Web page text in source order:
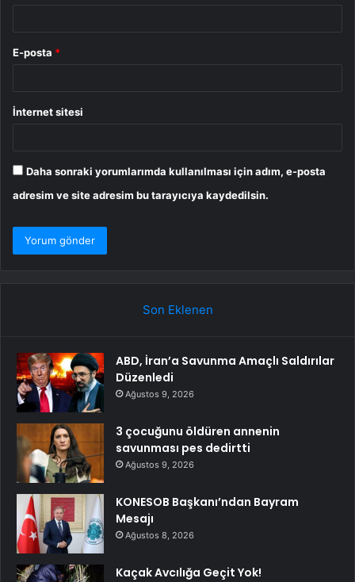
E-posta *
İnternet sitesi
Daha sonraki yorumlarımda kullanılması için adım, e-posta
adresim ve site adresim bu tarayıcıya kaydedilsin.
Son Eklenen
ABD, İran’a Savunma Amaçlı Saldırılar
Düzenledi
Ağustos 9, 2026
3 çocuğunu öldüren annenin
savunması pes dedirtti
Ağustos 9, 2026
KONESOB Başkanı’ndan Bayram
Mesajı
Ağustos 8, 2026
Kaçak Avcılığa Geçit Yok!